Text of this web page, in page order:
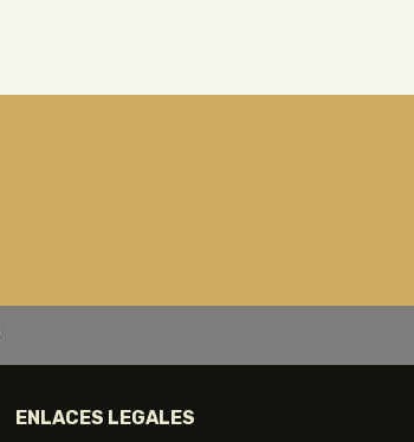
ENLACES LEGALES